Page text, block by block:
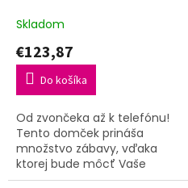
Skladom
€123,87
Do košíka
Od zvončeka až k telefónu!
Tento domček prináša
množstvo zábavy, vďaka
ktorej bude môcť Vaše
dieťa rozvíjať svoju